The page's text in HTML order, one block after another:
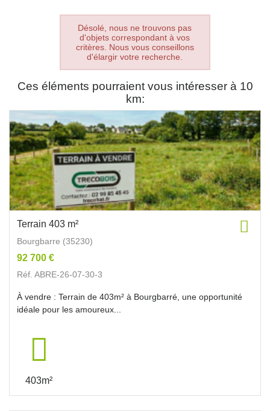
Désolé, nous ne trouvons pas
d'objets correspondant à vos
critères. Nous vous conseillons
d'élargir votre recherche.
Ces éléments pourraient vous intéresser à 10
km:
Terrain 403 m²
Bourgbarre (35230)
92 700 €
Réf. ABRE-26-07-30-3
À vendre : Terrain de 403m² à Bourgbarré, une opportunité
idéale pour les amoureux...
403m²